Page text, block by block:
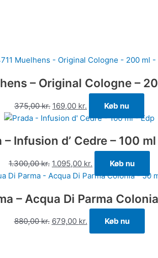
– Original Cologne –
375,00kr. 169,00 kr. Køb nu
– Infusion d’ Cedre – 100 ml
1.300,00kr. 1.095,00 kr. Køb nu
– Acqua Di Parma
880,00kr. 679,00 kr. Køb nu